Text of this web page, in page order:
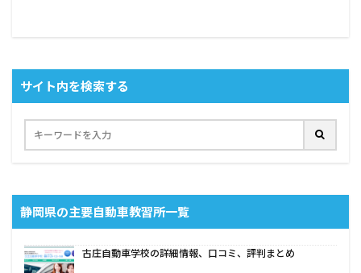
サイト内を検索する
静岡県の主要自動車教習所一覧
古庄自動車学校の詳細情報、口コミ、評判まとめ